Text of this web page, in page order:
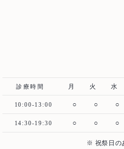
予防歯科・メインテナンス 医
診療時間 月 火 水
10:00-13:00 ○ ○ ○
14:30-19:30 ○ ○ ○
※ 祝祭日の